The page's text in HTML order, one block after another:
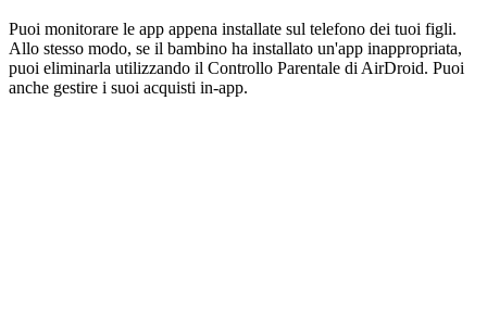
Puoi monitorare le app appena installate sul telefono dei tuoi figli.
Allo stesso modo, se il bambino ha installato un'app inappropriata,
puoi eliminarla utilizzando il Controllo Parentale di AirDroid. Puoi
anche gestire i suoi acquisti in-app.